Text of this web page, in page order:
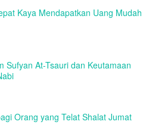
Kaya Mendapatkan Uang Mudah
Sufyan At-Tsauri dan Keutamaan
Orang yang Telat Shalat Jumat